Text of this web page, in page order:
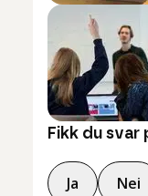
Fikk du
Ja Nei